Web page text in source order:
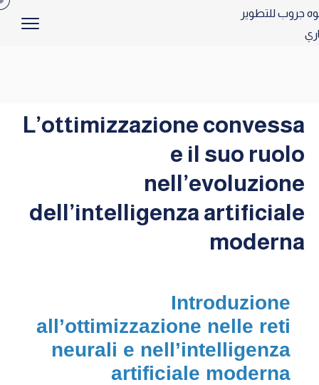
L’ottimizzazione convessa
e il suo ruolo
nell’evoluzione
dell’intelligenza artificiale
moderna
Introduzione
all’ottimizzazione nelle reti
neurali e nell’intelligenza
artificiale moderna